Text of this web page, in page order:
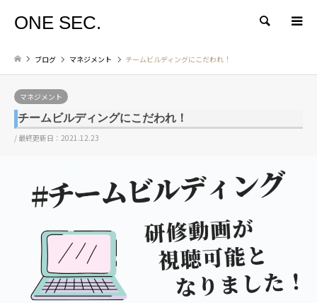
ONE SEC. 検索
ブログ マネジメント チームビルディングにこだわれ！
マネジメント
チームビルディングにこだわれ！
/ 最終更新日：2021.12.23